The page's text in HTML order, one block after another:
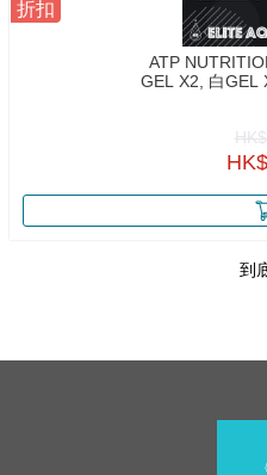
折扣
ATP
GEL X2, 白GEL X2, 運動恢
到